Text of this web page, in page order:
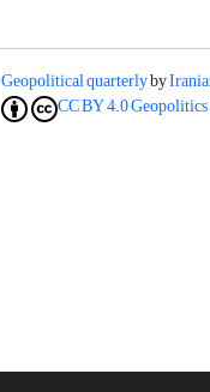
Geopolitical quarterlyby
Geopolitics
CC BY 4.0